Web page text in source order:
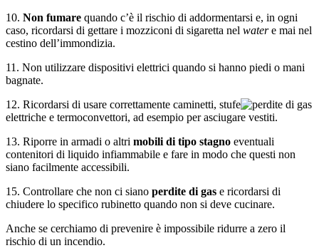
10. Non fumare quando c’è il rischio di addormentarsi e, in ogni
caso, ricordarsi di gettare i mozziconi di sigaretta nel watere mai nel
cestino dell’immondizia.
11. Non utilizzare dispositivi elettrici quando si hanno piedi o mani
bagnate.
12. Ricordarsi di usare correttamente caminetti, stufe
elettriche e termoconvettori, ad esempio per asciugare vestiti.
13. Riporre in armadi o altri mobili di tipo stagno eventuali
contenitori di liquido infiammabile e fare in modo che questi non
siano facilmente accessibili.
15. Controllare che non ci siano perdite di gas e ricordarsi di
chiudere lo specifico rubinetto quando non si deve cucinare.
Anche se cerchiamo di prevenire è impossibile ridurre a zero il
rischio di un incendio.